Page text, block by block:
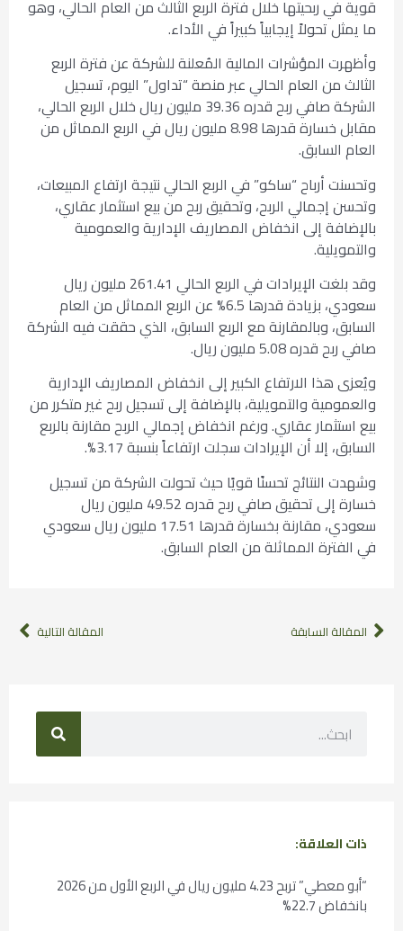
قوية في ربحيتها خلال فترة الربع الثالث من العام الحالي، وهو
ما يمثل تحولاً إيجابياً كبيراً في الأداء.
وأظهرت المؤشرات المالية المُعلنة للشركة عن فترة الربع
الثالث من العام الحالي عبر منصة “تداول” اليوم، تسجيل
الشركة صافي ربح قدره 39.36 مليون ريال خلال الربع الحالي،
مقابل خسارة قدرها 8.98 مليون ريال في الربع المماثل من
العام السابق.
وتحسنت أرباح “ساكو” في الربع الحالي نتيجة ارتفاع المبيعات،
وتحسن إجمالي الربح، وتحقيق ربح من بيع استثمار عقاري،
بالإضافة إلى انخفاض المصاريف الإدارية والعمومية
والتمويلية.
وقد بلغت الإيرادات في الربع الحالي 261.41 مليون ريال
سعودي، بزيادة قدرها 6.5% عن الربع المماثل من العام
السابق، وبالمقارنة مع الربع السابق، الذي حققت فيه الشركة
صافي ربح قدره 5.08 مليون ريال.
ويُعزى هذا الارتفاع الكبير إلى انخفاض المصاريف الإدارية
والعمومية والتمويلية، بالإضافة إلى تسجيل ربح غير متكرر من
بيع استثمار عقاري. ورغم انخفاض إجمالي الربح مقارنة بالربع
السابق، إلا أن الإيرادات سجلت ارتفاعاً بنسبة 3.17%.
وشهدت النتائج تحسنًا قويًا حيث تحولت الشركة من تسجيل
خسارة إلى تحقيق صافي ربح قدره 49.52 مليون ريال
سعودي، مقارنة بخسارة قدرها 17.51 مليون ريال سعودي
في الفترة المماثلة من العام السابق.
المقالة السابقة المقالة التالية
ذات العلاقة:
“أبو معطي” تربح 4.23 مليون ريال في الربع الأول من 2026
بانخفاض 22.7%